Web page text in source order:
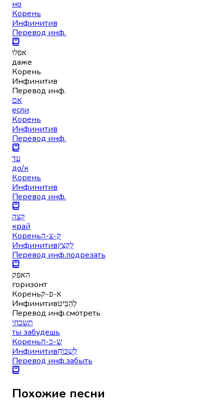
но
Корень
Инфинитив
Перевод инф.
אפלו
даже
Корень
Инфинитив
Перевод инф.
אם
если
Корень
Инфинитив
Перевод инф.
עד
до/к
Корень
Инфинитив
Перевод инф.
קצה
край
Кореньק-צ-ה
Инфинитивלְקַצֵּץ
Перевод инф.подрезать
האפק
горизонт
Кореньא-פ-ק
Инфинитивלְהַבִּיט
Перевод инф.смотреть
תשכחי
ты забудешь
Кореньש-כ-ח
Инфинитивלִשְׁכּוֹחַ
Перевод инф.забыть
Похожие песни